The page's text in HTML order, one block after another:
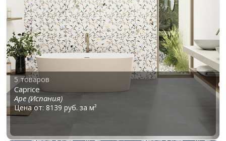
5 товаров
Caprice
Ape (Испания)
Цена от: 8139 руб. за м²